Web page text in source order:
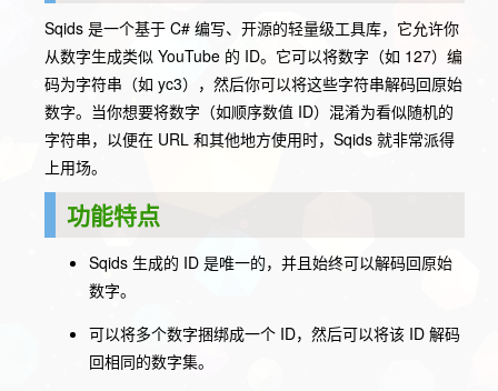
Sqids 是一个基于 C# 编写、开源的轻量级工具库，它允许你
从数字生成类似 YouTube 的 ID。它可以将数字（如 127）编
码为字符串（如 yc3），然后你可以将这些字符串解码回原始
数字。当你想要将数字（如顺序数值 ID）混淆为看似随机的
字符串，以便在 URL 和其他地方使用时，Sqids 就非常派得
上用场。
功能特点
Sqids 生成的 ID 是唯一的，并且始终可以解码回原始
数字。
可以将多个数字捆绑成一个 ID，然后可以将该 ID 解码
回相同的数字集。